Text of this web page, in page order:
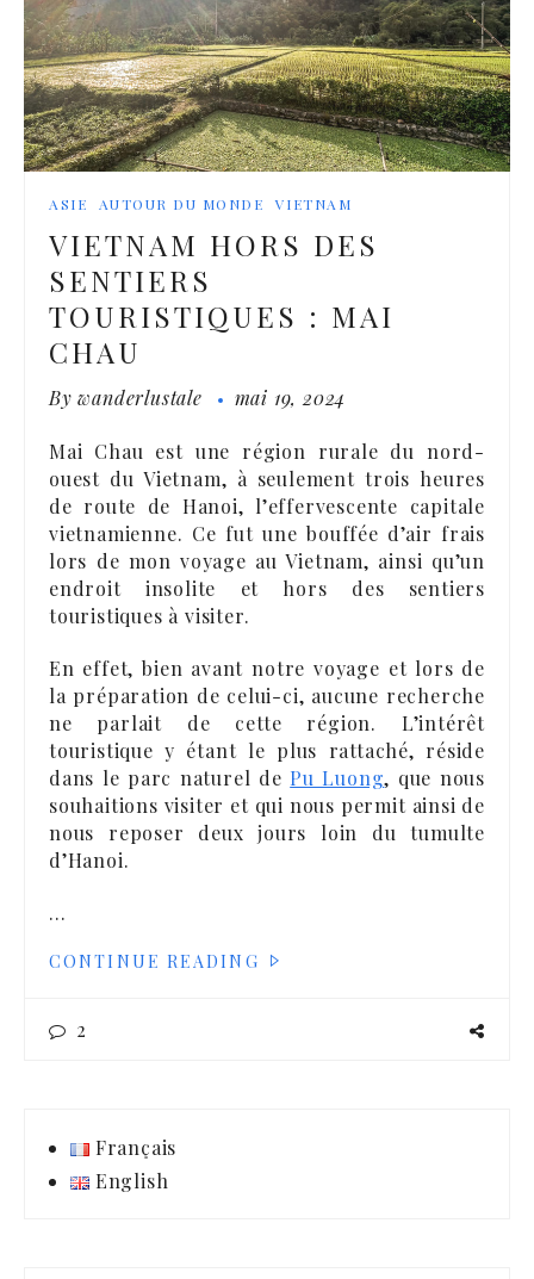
ASIE AUTOUR DU MONDE VIETNAM
VIETNAM HORS DES
SENTIERS
TOURISTIQUES : MAI
CHAU
Bywanderlustale mai 19, 2024
Mai Chau est une région rurale du nord-
ouest du Vietnam, à seulement trois heures
de route de Hanoi, l’effervescente capitale
vietnamienne. Ce fut une bouffée d’air frais
lors de mon voyage au Vietnam, ainsi qu’un
endroit insolite et hors des sentiers
touristiques à visiter.
En effet, bien avant notre voyage et lors de
la préparation de celui-ci, aucune recherche
ne parlait de cette région. L’intérêt
touristique y étant le plus rattaché, réside
dans le parc naturel de Pu Luong, que nous
souhaitions visiter et qui nous permit ainsi de
nous reposer deux jours loin du tumulte
d’Hanoi.
…
CONTINUE READING
2
Français
English